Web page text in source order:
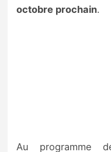
octobre prochain.
Au programme